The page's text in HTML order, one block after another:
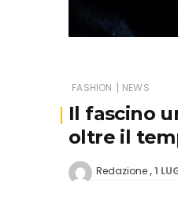
FASHION | NEWS
Il fascino
oltre il
Redazione 1